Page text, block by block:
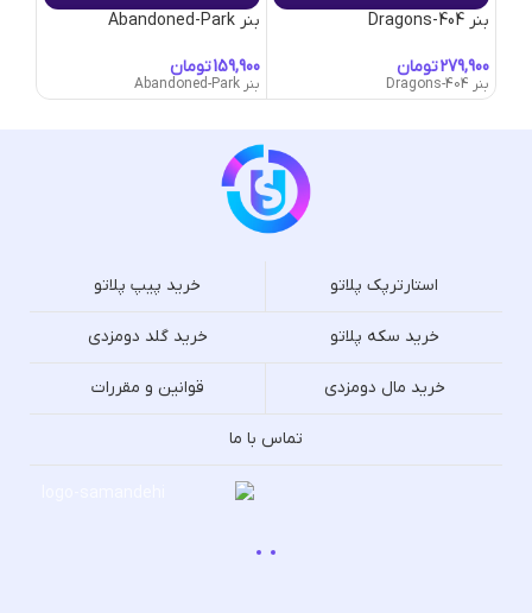
بنر 404-Dragons
تومان
بنر 404-Dragons
بنر Abandoned-Park
تومان
بنر Abandoned-Park
استارترپک پلاتو خرید پیپ پلاتو
خرید سکه پلاتو خرید گلد دومزدی
خرید مال دومزدی قوانین و مقررات
تماس با ما